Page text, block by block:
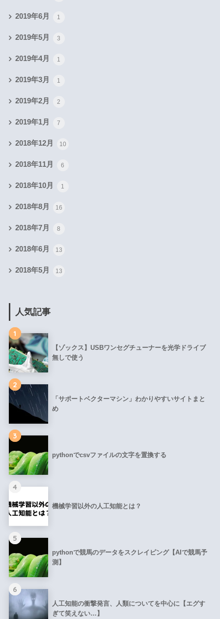
2019年6月 1
2019年5月 3
2019年4月 1
2019年3月 1
2019年2月 2
2019年1月 7
2018年12月 10
2018年11月 6
2018年10月 1
2018年8月 16
2018年7月 8
2018年6月 13
2018年5月 13
人気記事
1
【ゾックス】USBワンセグチューナーを光学ドライブ
無しで使う
2
「サポートベクターマシン」わかりやすいサイトまと
め
3
pythonでcsvファイルの文字を置換する
4
機械学習以外の人工知能とは？
5
pythonで競馬のデータをスクレイピング【AIで競馬予
測】
6
人工知能の衝撃発言、人類についてを中心に【エグす
ぎて笑えない…】